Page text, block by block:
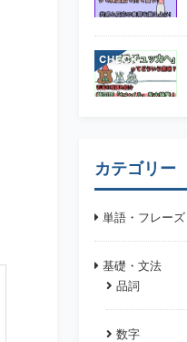
CHECK
カテゴリー
単語・フレーズ
基礎・文法
品詞
数字